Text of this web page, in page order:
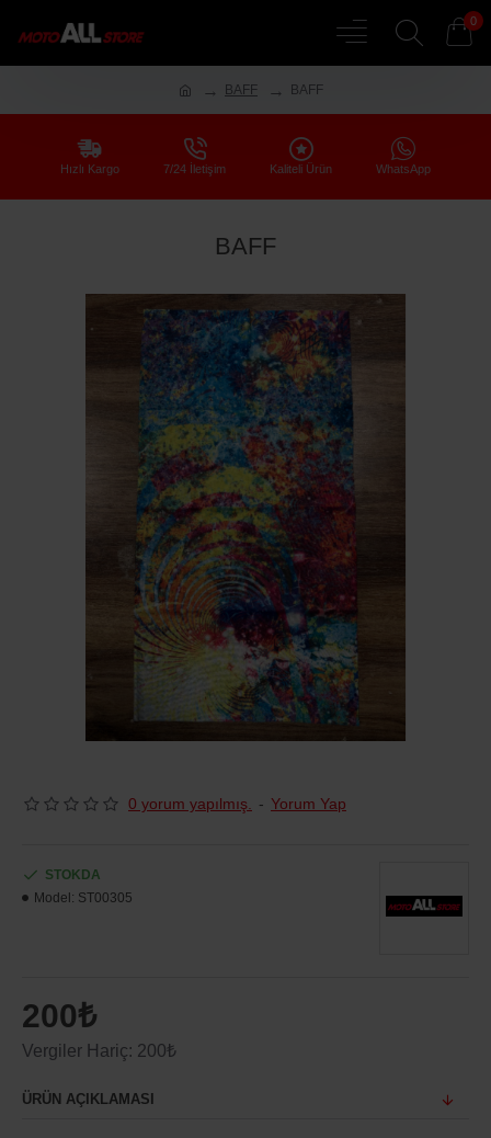
0
BAFF BAFF
Hızlı Kargo 7/24 İletişim Kaliteli Ürün WhatsApp
BAFF
0 yorum yapılmış. - Yorum Yap
200₺
Vergiler Hariç: 200₺
STOKDA
Model: ST00305
ÜRÜN AÇIKLAMASI